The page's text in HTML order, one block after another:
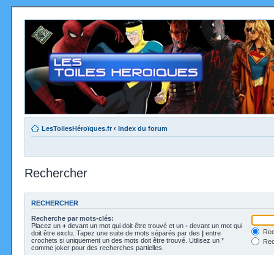
LesToilesHéroïques.fr ‹ Index du forum
Rechercher
RECHERCHER
Recherche par mots-clés:
Placez un + devant un mot qui doit être trouvé et un - devant un mot qui
doit être exclu. Tapez une suite de mots séparés par des | entre
crochets si uniquement un des mots doit être trouvé. Utilisez un *
comme joker pour des recherches partielles.